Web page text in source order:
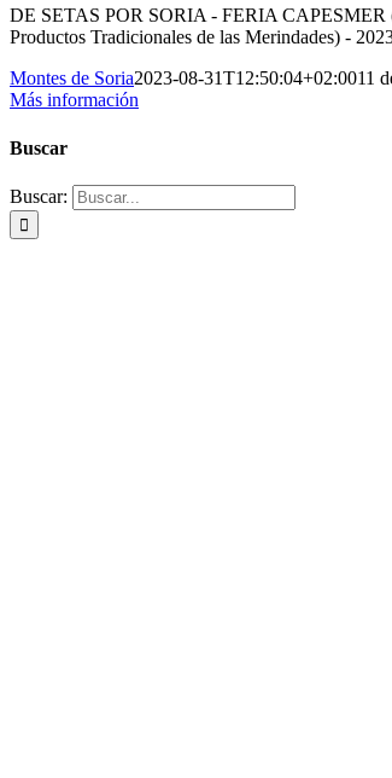
DE SETAS POR SORIA - FERIA CAPESMER
Productos Tradicionales de las Merindades) -
Montes de Soria2023-08-31T12:50:04+02:0011
Más información
Buscar
Buscar: